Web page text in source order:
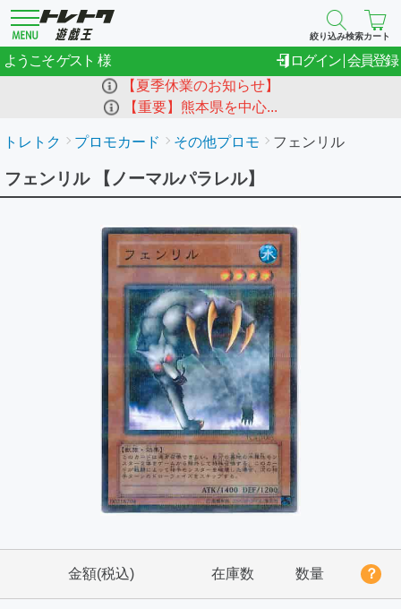
絞り込み検索カート
ようこそゲスト ログイン 会員登録
【夏季休業のお知らせ】
【重要】熊本県を中心...
トレトク プロモカード その他プロモ フェンリル
フェンリル 【ノーマルパラレル】
金額(税込) 在庫数 数量 ？